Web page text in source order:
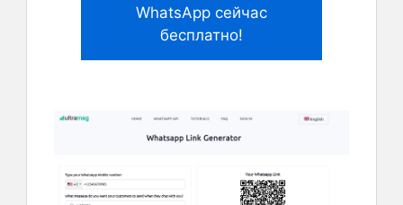
WhatsApp сейчас
бесплатно!